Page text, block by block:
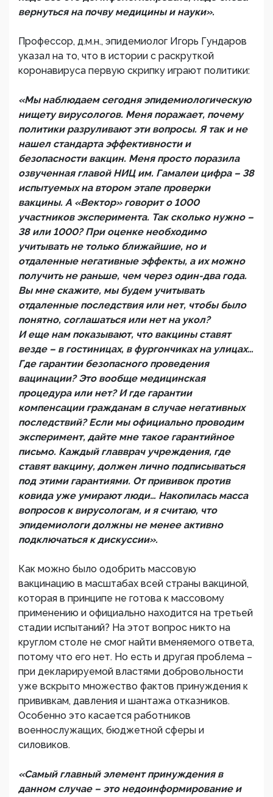
вернуться на почву медицины и науки».
Профессор, д.м.н., эпидемиолог Игорь Гундаров
указал на то, что в истории с раскруткой
коронавируса первую скрипку играют политики:
«Мы наблюдаем сегодня эпидемиологическую
нищету вирусологов. Меня поражает, почему
политики разруливают эти вопросы. Я так и не
нашел стандарта эффективности и
безопасности вакцин. Меня просто поразила
озвученная главой НИЦ им. Гамалеи цифра – 38
испытуемых на втором этапе проверки
вакцины. А «Вектор» говорит о 1000
участников эксперимента. Так сколько нужно –
38 или 1000? При оценке необходимо
учитывать не только ближайшие, но и
отдаленные негативные эффекты, а их можно
получить не раньше, чем через один-два года.
Вы мне скажите, мы будем учитывать
отдаленные последствия или нет, чтобы было
понятно, соглашаться или нет на укол?
И еще нам показывают, что вакцины ставят
везде – в гостиницах, в фургончиках на улицах…
Где гарантии безопасного проведения
вацинации? Это вообще медицинская
процедура или нет? И где гарантии
компенсации гражданам в случае негативных
последствий? Если мы официально проводим
эксперимент, дайте мне такое гарантийное
письмо. Каждый главврач учреждения, где
ставят вакцину, должен лично подписываться
под этими гарантиями. От прививок против
ковида уже умирают люди… Накопилась масса
вопросов к вирусологам, и я считаю, что
эпидемиологи должны не менее активно
подключаться к дискуссии».
Как можно было одобрить массовую
вакцинацию в масштабах всей страны вакциной,
которая в принципе не готова к массовому
применению и официально находится на третьей
стадии испытаний? На этот вопрос никто на
круглом столе не смог найти вменяемого ответа,
потому что его нет. Но есть и другая проблема –
при декларируемой властями добровольности
уже вскрыто множество фактов принуждения к
прививкам, давления и шантажа отказников.
Особенно это касается работников
военнослужащих, бюджетной сферы и
силовиков.
«Самый главный элемент принуждения в
данном случае – это недоинформирование и